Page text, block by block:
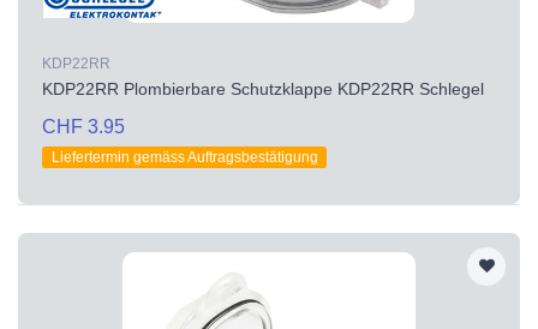
KDP22RR
KDP22RR Plombierbare Schutzklappe KDP22RR Schlegel
CHF 3.95
Liefertermin gemäss Auftragsbestätigung